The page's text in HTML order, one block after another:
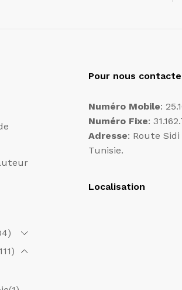
Pour nous
Numéro Mobile:
Numéro Fixe:
Adresse: Route
Tunisie.
Localisation